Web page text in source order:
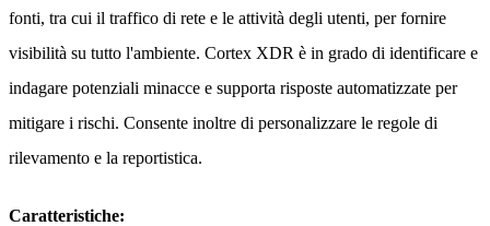
fonti, tra cui il traffico di rete e le attività degli utenti, per fornire
visibilità su tutto l'ambiente. Cortex XDR è in grado di identificare e
indagare potenziali minacce e supporta risposte automatizzate per
mitigare i rischi. Consente inoltre di personalizzare le regole di
rilevamento e la reportistica.
Caratteristiche: